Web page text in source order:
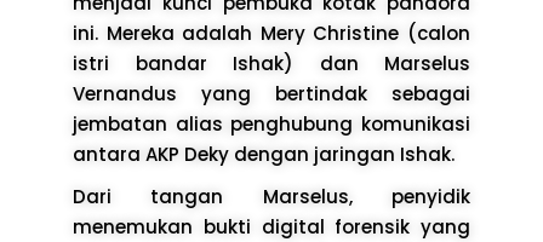
ini. Mereka adalah Mery Christine (calon
istri bandar Ishak) dan Marselus
Vernandus yang bertindak sebagai
jembatan alias penghubung komunikasi
antara AKP Deky dengan jaringan Ishak.
Dari tangan Marselus, penyidik
menemukan bukti digital forensik yang